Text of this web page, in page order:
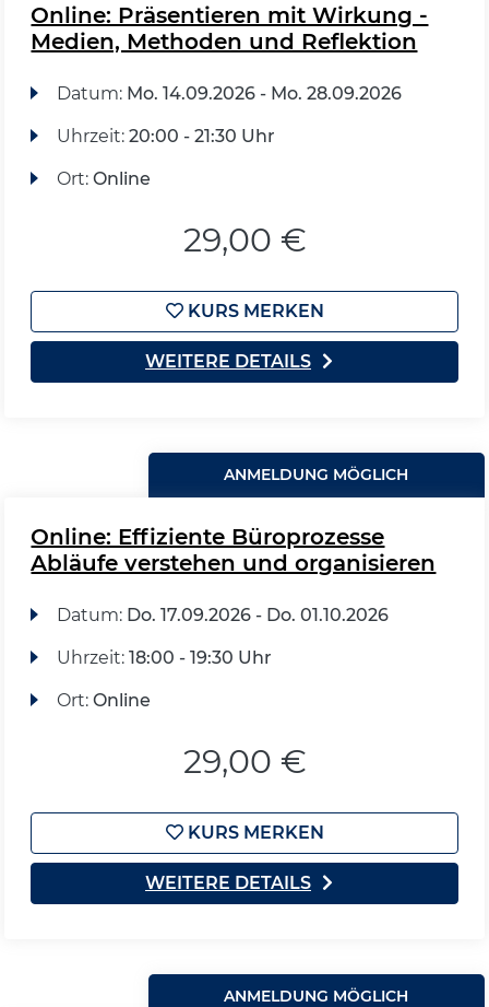
Online: Präsentieren mit Wirkung -
Medien, Methoden und Reflektion
Datum: Mo. 14.09.2026 - Mo. 28.09.2026
Uhrzeit: 20:00 - 21:30 Uhr
Ort: Online
29,00 €
KURS MERKEN
WEITERE DETAILS
ANMELDUNG MÖGLICH
Online: Effiziente Büroprozesse
Abläufe verstehen und organisieren
Datum: Do. 17.09.2026 - Do. 01.10.2026
Uhrzeit: 18:00 - 19:30 Uhr
Ort: Online
29,00 €
KURS MERKEN
WEITERE DETAILS
ANMELDUNG MÖGLICH